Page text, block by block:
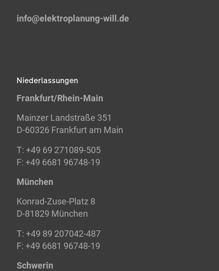
info@elektroplanung-will.de
Niederlassungen
Frankfurt/Rhein-Main
Mainzer Landstraße 351
D-60326 Frankfurt am Main
T: +49 69 271089-505
F: +49 6681 96748-19
München
Konrad-Zuse-Platz 8
D-81829 München
T: +49 89 207042-487
F: +49 6681 96748-19
Schwerin